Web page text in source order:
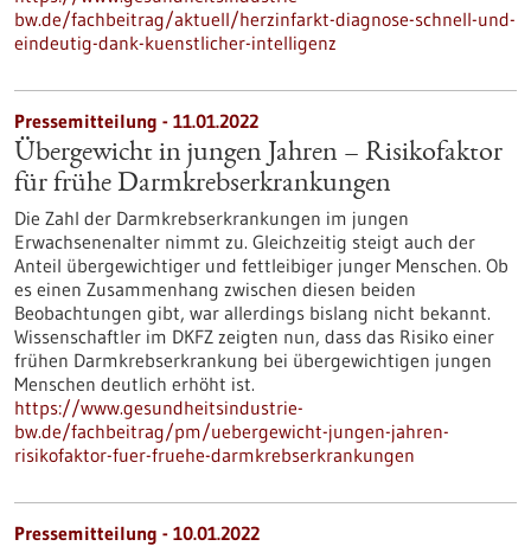
bw.de/fachbeitrag/aktuell/herzinfarkt-diagnose-schnell-und-
eindeutig-dank-kuenstlicher-intelligenz
Pressemitteilung - 11.01.2022
Übergewicht in jungen Jahren – Risikofaktor
für frühe Darmkrebserkrankungen
Die Zahl der Darmkrebserkrankungen im jungen
Erwachsenenalter nimmt zu. Gleichzeitig steigt auch der
Anteil übergewichtiger und fettleibiger junger Menschen. Ob
es einen Zusammenhang zwischen diesen beiden
Beobachtungen gibt, war allerdings bislang nicht bekannt.
Wissenschaftler im DKFZ zeigten nun, dass das Risiko einer
frühen Darmkrebserkrankung bei übergewichtigen jungen
Menschen deutlich erhöht ist.
https://www.gesundheitsindustrie-
bw.de/fachbeitrag/pm/uebergewicht-jungen-jahren-
risikofaktor-fuer-fruehe-darmkrebserkrankungen
Pressemitteilung - 10.01.2022